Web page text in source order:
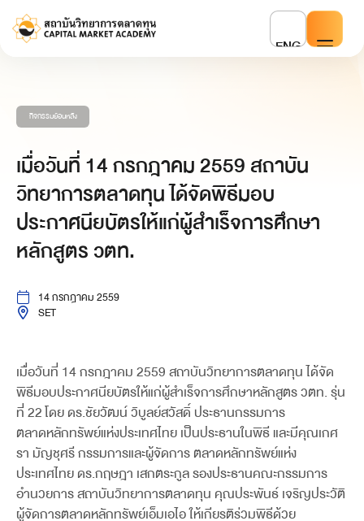
ENG
กิจกรรมย้อนหลัง
เมื่อวันที่ 14 กรกฎาคม 2559 สถาบัน
วิทยาการตลาดทุน ได้จัดพิธีมอบ
ประกาศนียบัตรให้แก่ผู้สำเร็จการศึกษา
หลักสูตร วตท.
14 กรกฎาคม 2559
SET
เมื่อวันที่ 14 กรกฎาคม 2559 สถาบันวิทยาการตลาดทุน ได้จัด
พิธีมอบประกาศนียบัตรให้แก่ผู้สำเร็จการศึกษาหลักสูตร วตท. รุ่น
ที่ 22 โดย ดร.ชัยวัฒน์ วิบูลย์สวัสดิ์ ประธานกรรมการ
ตลาดหลักทรัพย์แห่งประเทศไทย เป็นประธานในพิธี และมีคุณเกศ
รา มัญชุศรี กรรมการและผู้จัดการ ตลาดหลักทรัพย์แห่ง
ประเทศไทย ดร.กฤษฎา เสกตระกูล รองประธานคณะกรรมการ
อำนวยการ สถาบันวิทยาการตลาดทุน คุณประพันธ์ เจริญประวัติ
ผู้จัดการตลาดหลักทรัพย์เอ็มเอไอ ให้เกียรติร่วมพิธีด้วย